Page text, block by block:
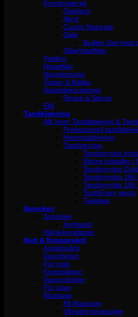
Konstmaterial
Gelélack
Akryl
Cuccio Naturale
Gelé
Builder Gel med
Silke/glasfiber
Pedikyr
Nagelfilar
Nagelpenslar
Tippar & Mallar
Nageldekorationer
Strass & Stenar
Elfil
Tandblekning
Allt inom Tandblekning &
Professionell
Hemmablekning
Tandsmycke
Tandsmycke
Större kristaller i
Tandsmycke
Tandsmycke 18k
Tandsmycke 18k
ToothFairy gems
Twinkles
Smycken
Smycken
Armband
Hårdekorationer
Hud & Kroppsvård
Ansiktsvård
Duschkräm
För män
Kroppslotion
Vaxprodukter
För laser
Massage
All Massage
Vibrationsmassage